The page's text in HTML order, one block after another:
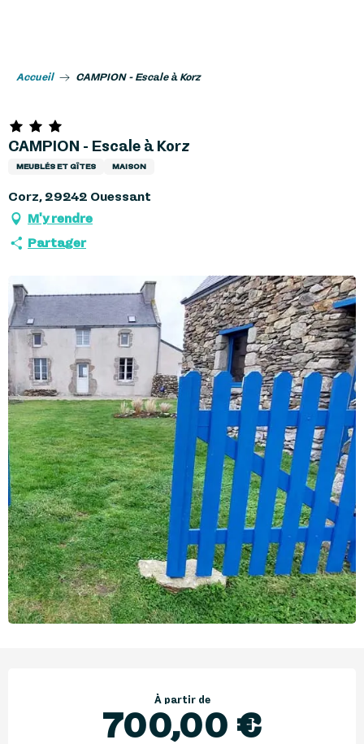
Accueil CAMPION - Escale à Korz
CAMPION - Escale à Korz
MEUBLÉS ET GÎTES MAISON
Corz, 29242 Ouessant
M'y rendre
Partager
À partir de
700,00 €